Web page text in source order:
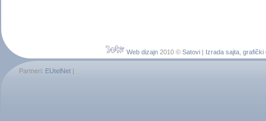
Web dizajn2010 © Satovi| Izrada sajta, grafički
Partneri: EUtelNet |